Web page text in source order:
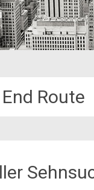
End Route